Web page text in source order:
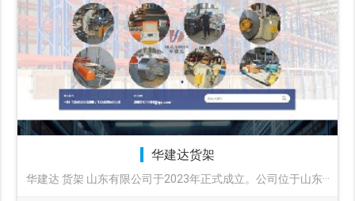
华建达货架
华建达 货架 山东有限公司于2023年正式成立。公司位于山东···